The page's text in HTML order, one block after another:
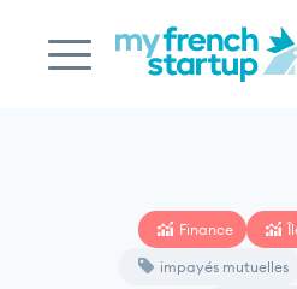
Finance
impayés mutuelles